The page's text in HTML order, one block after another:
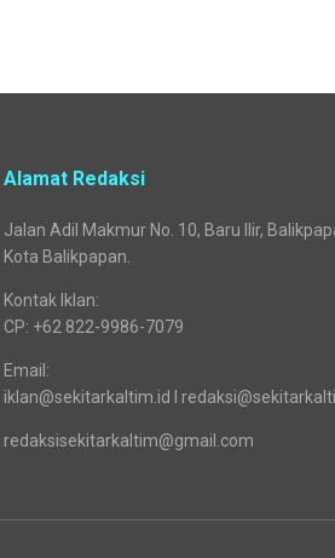
Alamat Redaksi
Jalan Adil Makmur No. 10, Baru Ilir,
Kota Balikpapan.
Kontak Iklan:
CP: +62 822-9986-7079
Email:
iklan@sekitarkaltim.id I
redaksisekitarkaltim@gmail.com